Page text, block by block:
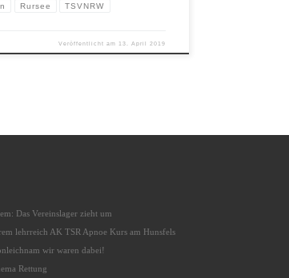
Rursee TSVNRW
Veröffentlicht am 13. April 2019
Das Vereinslager zieht um
lehrreich AK TSR Apnoe Kurs am Hunsfels
wir waren dabei!
Rettung